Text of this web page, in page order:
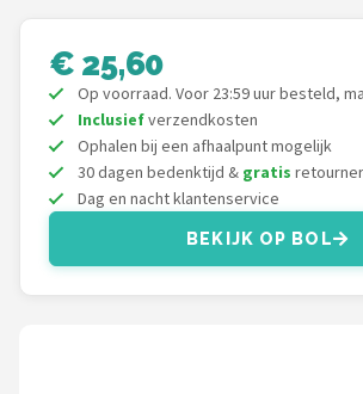
LUVION
KCVV
Decopatent
Countryfield
€ 25,60
Op voorraad. Voor 23:59 uur besteld,
Inclusiefverzendkosten
Ophalen bij een afhaalpunt mogelijk
30 dagen bedenktijd & gratis
Dag en nacht klantenservice
BEKIJK OP BOL